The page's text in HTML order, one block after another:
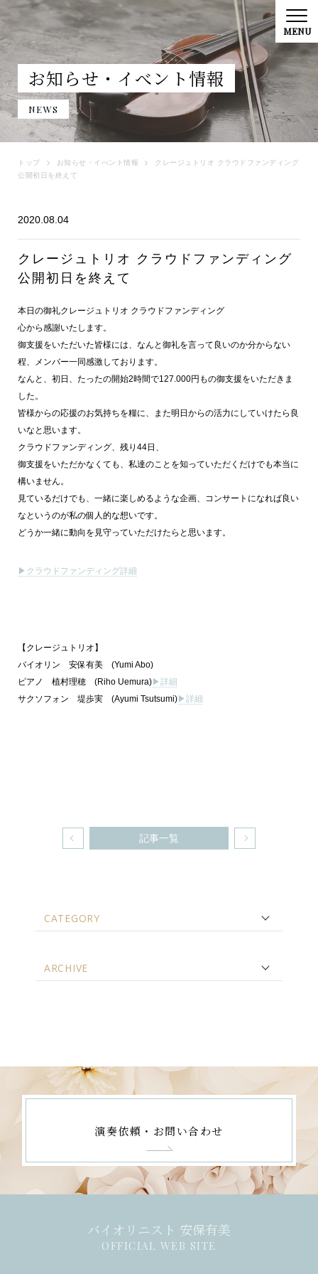
お知らせ・イべント情報
NEWS
トップ お知らせ・イべント情報
クレージュトリオ クラウドファンディング
公開初日を終えて
2020.08.04
クレージュトリオ クラウドファンディング
公開初日を終えて
本日の御礼クレージュトリオ クラウドファンディング
心から感謝いたします。
御支援をいただいた皆様には、なんと御礼を言って良いのか分からない
程、メンバー一同感激しております。
なんと、初日、たったの開始2時間で127.000円もの御支援をいただきま
した。
皆様からの応援のお気持ちを糧に、また明日からの活力にしていけたら良
いなと思います。
クラウドファンディング、残り44日、
御支援をいただかなくても、私達のことを知っていただくだけでも本当に
構いません。
見ているだけでも、一緒に楽しめるような企画、コンサートになれば良い
なというのが私の個人的な想いです。
どうか一緒に動向を見守っていただけたらと思います。
▶クラウドファンディング詳細
【クレージュトリオ】
バイオリン 安保有美 (Yumi Abo)
ピアノ 植村理穂 (Riho Uemura) ▶詳細
サクソフォン 堤歩実 (Ayumi Tsutsumi) ▶︎詳細
記事一覧
CATEGORY
ARCHIVE
演奏依頼・お問い合わせ
バイオリニスト 安保有美
OFFICIAL WEB SITE